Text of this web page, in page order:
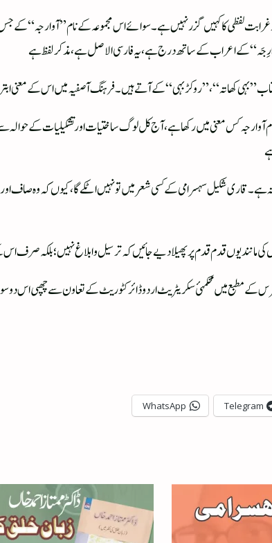
غرابت لفظی کا کہیں گزر نہیں ہے۔سوائے اس مجموعہ کے نام ”آوارجہ“ کے
کے اعراب کے ساتھ درج ہے، یہ فارسی الاصل ہے، مذکر لفظ ہے
کھاتہ“، ”روکڑ بہی“ کے آتے ہیں۔فرہنگ آصفیہ میں اس کے معنی ابتری،
آوارجہ کس معنی میں رکھا ہے، آج کل لوگ ساختیات اور تشکیلیات کے حوالہ
شکیل سہسرامی کے کسی شعر میں تو نہیں اٹکے گا، کیوں کہ وہ صاف اور
کی مانند یوں قدم قدم پر پھیلا دیے جائیں کہ ترسیل و ابلاغ نہیں؛ بلکہ
کے مطبع میں محکمہئ سکریٹریٹ اردو ڈائرکٹوریٹ کے تعاون سے چھپی اس
Telegram
WhatsApp